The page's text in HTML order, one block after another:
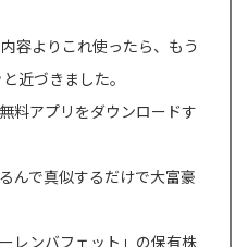
容よりこれ使ったら、もう
近づきました。
料アプリをダウンロードす
んで真似するだけで大富豪
レンバフェット」の保有株